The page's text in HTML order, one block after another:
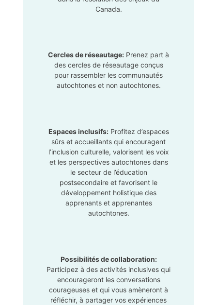
Canada.
Cercles de réseautage: Prenez part à
des cercles de réseautage conçus
pour rassembler les communautés
autochtones et non autochtones.
Espaces inclusifs:Profitez d’espaces
sûrs et accueillants qui encouragent
l’inclusion culturelle, valorisent les voix
et les perspectives autochtones dans
le secteur de l’éducation
postsecondaire et favorisent le
développement holistique des
apprenants et apprenantes
autochtones.
Possibilités de collaboration:
Participez à des activités inclusives qui
encourageront les conversations
courageuses et qui vous amèneront à
réfléchir, à partager vos expériences